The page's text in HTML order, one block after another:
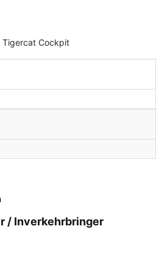
Tigercat Cockpit
/ Inverkehrbringer